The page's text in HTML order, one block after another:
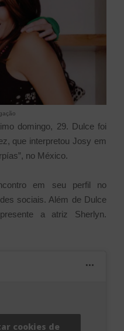
domingo, 29. Dulce foi
que interpretou Josy em
no México.
em seu perfil no
sociais. Além de Dulce
a atriz Sherlyn.
cookies de